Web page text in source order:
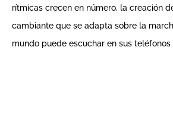
rítmicas crecen en número, la creación
cambiante que se adapta sobre la
mundo puede escuchar en sus teléfonos